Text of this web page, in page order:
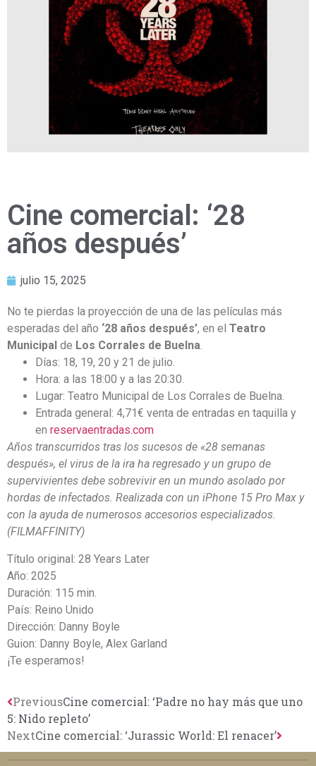
Cine comercial: ‘28
años después’
julio 15, 2025
No te pierdas la proyección de una de las películas más
esperadas del año ‘28 años después’, en el Teatro
Municipal de Los Corrales de Buelna.
Días: 18, 19, 20 y 21 de julio.
Hora: a las 18:00 y a las 20:30.
Lugar: Teatro Municipal de Los Corrales de Buelna.
Entrada general: 4,71€ venta de entradas en taquilla y
en reservaentradas.com
Años transcurridos tras los sucesos de «28 semanas
después», el virus de la ira ha regresado y un grupo de
supervivientes debe sobrevivir en un mundo asolado por
hordas de infectados. Realizada con un iPhone 15 Pro Max y
con la ayuda de numerosos accesorios especializados.
(FILMAFFINITY)
Título original: 28 Years Later
Año: 2025
Duración: 115 min.
País: Reino Unido
Dirección: Danny Boyle
Guion: Danny Boyle, Alex Garland
¡Te esperamos!
PreviousCine comercial: ‘Padre no hay más que uno
5: Nido repleto’
NextCine comercial: ‘Jurassic World: El renacer’